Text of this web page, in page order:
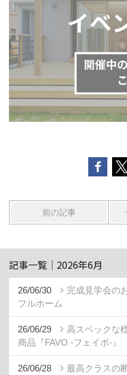
前の記事
記事一覧｜2026年6月
26/06/30
完成見学会の
フルホーム
26/06/29
高スペックな
商品『FAVO -フェイボ-』
26/06/28
最高クラスの